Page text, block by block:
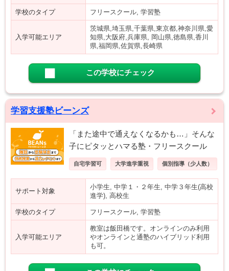
学校のタイプ フリースクール, 学習塾
入学可能エリア
茨城県,埼玉県,千葉県,東京都,神奈川県,愛
知県,大阪府,兵庫県, 岡山県,徳島県,香川
県,福岡県,佐賀県,長崎県
この学校にチェック
学習支援塾ビーンズ
「また途中で通えなくなるかも…」そんな
子にピタッとハマる塾・フリースクール
自宅学習可 大学進学重視 個別指導（少人数）
サポート対象
小学生, 中学１・２年生, 中学３年生(高校
進学), 高校生
学校のタイプ フリースクール, 学習塾
入学可能エリア
教室は飯田橋です。オンラインのみ利用
やオンラインと通塾のハイブリッド利用
も可。